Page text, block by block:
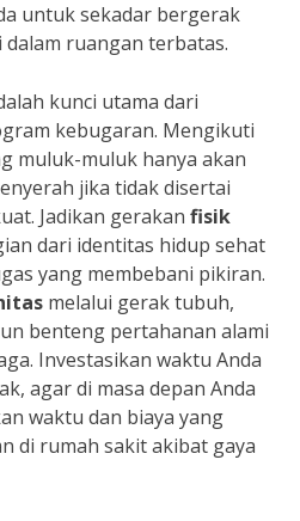
untuk sekadar bergerak
ruangan terbatas.
kunci utama dari
kebugaran. Mengikuti
muluk-muluk hanya akan
jika tidak disertai
Jadikan gerakan fisik
dari identitas hidup sehat
yang membebani pikiran.
melalui gerak tubuh,
benteng pertahanan alami
Investasikan waktu Anda
agar di masa depan Anda
waktu dan biaya yang
di rumah sakit akibat gaya